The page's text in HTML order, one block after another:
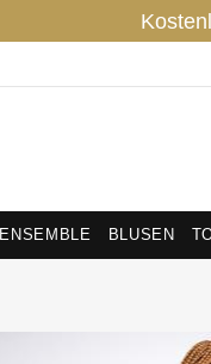
ENSEMBLE BLUSEN